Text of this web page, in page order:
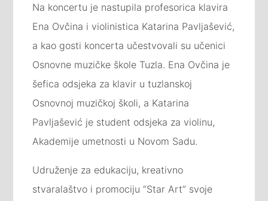
Na koncertu je nastupila profesorica klavira
Ena Ovčina i violinistica Katarina Pavljašević,
a kao gosti koncerta učestvovali su učenici
Osnovne muzičke škole Tuzla. Ena Ovčina je
šefica odsjeka za klavir u tuzlanskoj
Osnovnoj muzičkoj školi, a Katarina
Pavljašević je student odsjeka za violinu,
Akademije umetnosti u Novom Sadu.
Udruženje za edukaciju, kreativno
stvaralaštvo i promociju “Star Art” svoje